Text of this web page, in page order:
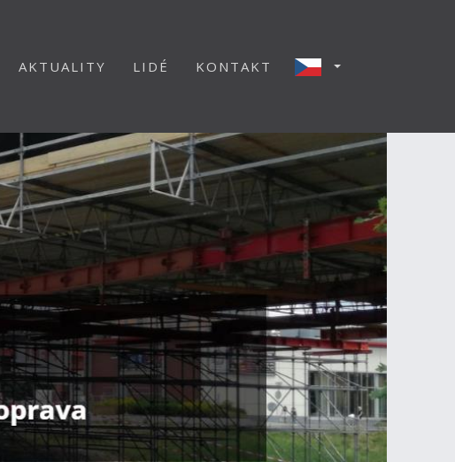
AKTUALITY LIDÉ KONTAKT